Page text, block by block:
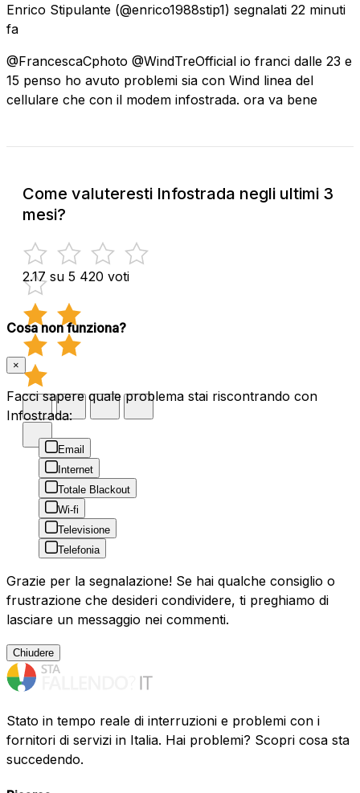
Enrico Stipulante (@enrico1988stip1) segnalati 22 minuti
fa
@FrancescaCphoto @WindTreOfficial io franci dalle 23 e
15 penso ho avuto problemi sia con Wind linea del
cellulare che con il modem infostrada. ora va bene
Come valuteresti Infostrada negli ultimi 3
mesi?
2.17 su 5 420 voti
Cosa non funziona?
×
Facci sapere quale problema stai riscontrando con
Infostrada:
Email
Internet
Totale Blackout
Wi-fi
Televisione
Telefonia
Grazie per la segnalazione! Se hai qualche consiglio o
frustrazione che desideri condividere, ti preghiamo di
lasciare un messaggio nei commenti.
Chiudere
Stato in tempo reale di interruzioni e problemi con i
fornitori di servizi in Italia. Hai problemi? Scopri cosa sta
succedendo.